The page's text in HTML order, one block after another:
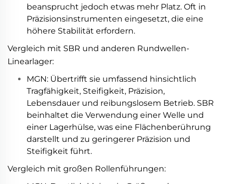
beansprucht jedoch etwas mehr Platz. Oft in
Präzisionsinstrumenten eingesetzt, die eine
höhere Stabilität erfordern.
Vergleich mit SBR und anderen Rundwellen-
Linearlager:
MGN: Übertrifft sie umfassend hinsichtlich
Tragfähigkeit, Steifigkeit, Präzision,
Lebensdauer und reibungslosem Betrieb. SBR
beinhaltet die Verwendung einer Welle und
einer Lagerhülse, was eine Flächenberührung
darstellt und zu geringerer Präzision und
Steifigkeit führt.
Vergleich mit großen Rollenführungen: